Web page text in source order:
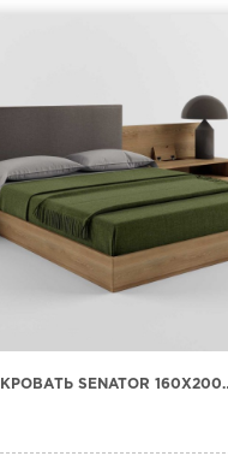
SENATOR 160X200